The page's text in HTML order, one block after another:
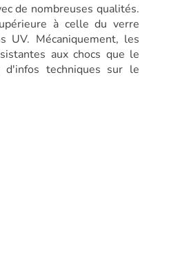
de nombreuses qualités.
à celle du verre
UV. Mécaniquement, les
aux chocs que le
techniques sur le